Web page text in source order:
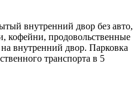
внутренний двор без авто,
кофейни, продовольственные
внутренний двор. Парковка
транспорта в 5